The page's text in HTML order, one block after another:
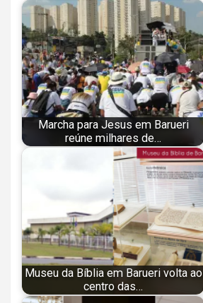
Marcha para Jesus em Barueri
reúne milhares de…
Museu da Bíblia em Barueri volta ao
centro das…